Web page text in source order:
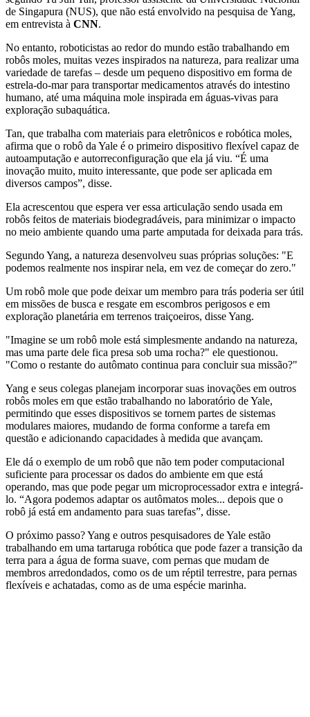
de Singapura (NUS), que não está envolvido na pesquisa de Yang,
em entrevista à CNN.
No entanto, roboticistas ao redor do mundo estão trabalhando em
robôs moles, muitas vezes inspirados na natureza, para realizar uma
variedade de tarefas – desde um pequeno dispositivo em forma de
estrela-do-mar para transportar medicamentos através do intestino
humano, até uma máquina mole inspirada em águas-vivas para
exploração subaquática.
Tan, que trabalha com materiais para eletrônicos e robótica moles,
afirma que o robô da Yale é o primeiro dispositivo flexível capaz de
autoamputação e autorreconfiguração que ela já viu. “É uma
inovação muito, muito interessante, que pode ser aplicada em
diversos campos”, disse.
Ela acrescentou que espera ver essa articulação sendo usada em
robôs feitos de materiais biodegradáveis, para minimizar o impacto
no meio ambiente quando uma parte amputada for deixada para trás.
Segundo Yang, a natureza desenvolveu suas próprias soluções: "E
podemos realmente nos inspirar nela, em vez de começar do zero."
Um robô mole que pode deixar um membro para trás poderia ser útil
em missões de busca e resgate em escombros perigosos e em
exploração planetária em terrenos traiçoeiros, disse Yang.
"Imagine se um robô mole está simplesmente andando na natureza,
mas uma parte dele fica presa sob uma rocha?" ele questionou.
"Como o restante do autômato continua para concluir sua missão?"
Yang e seus colegas planejam incorporar suas inovações em outros
robôs moles em que estão trabalhando no laboratório de Yale,
permitindo que esses dispositivos se tornem partes de sistemas
modulares maiores, mudando de forma conforme a tarefa em
questão e adicionando capacidades à medida que avançam.
Ele dá o exemplo de um robô que não tem poder computacional
suficiente para processar os dados do ambiente em que está
operando, mas que pode pegar um microprocessador extra e integrá-
lo. “Agora podemos adaptar os autômatos moles... depois que o
robô já está em andamento para suas tarefas”, disse.
O próximo passo? Yang e outros pesquisadores de Yale estão
trabalhando em uma tartaruga robótica que pode fazer a transição da
terra para a água de forma suave, com pernas que mudam de
membros arredondados, como os de um réptil terrestre, para pernas
flexíveis e achatadas, como as de uma espécie marinha.